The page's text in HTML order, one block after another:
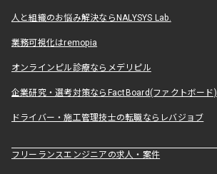
人と組織のお悩み解決ならNALYSYS Lab.
業務可視化はremopia
オンラインピル診療ならメデリピル
企業研究・選考対策ならFactBoard(ファクトボード)
ドライバー・施工管理技士の転職ならレバジョブ
フリーランスエンジニアの求人・案件